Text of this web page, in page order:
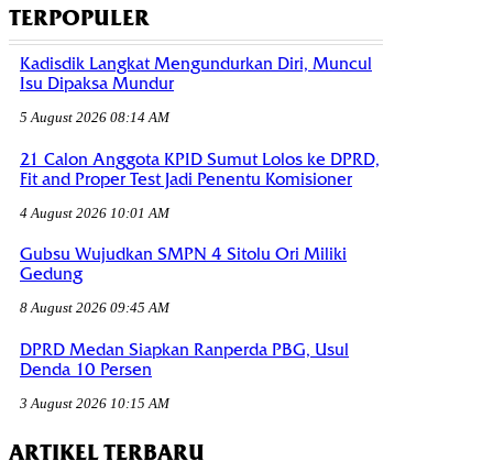
TERPOPULER
Kadisdik Langkat Mengundurkan Diri, Muncul
Isu Dipaksa Mundur
5 August 2026 08:14 AM
21 Calon Anggota KPID Sumut Lolos ke DPRD,
Fit and Proper Test Jadi Penentu Komisioner
4 August 2026 10:01 AM
Gubsu Wujudkan SMPN 4 Sitolu Ori Miliki
Gedung
8 August 2026 09:45 AM
DPRD Medan Siapkan Ranperda PBG, Usul
Denda 10 Persen
3 August 2026 10:15 AM
ARTIKEL TERBARU